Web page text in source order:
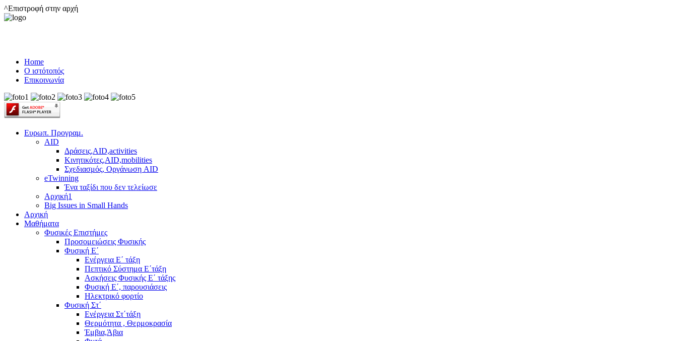
^Επιστροφή στην αρχή
Home
Ο ιστότοπός
Επικοινωνία
Ευρωπ. Προγραμ.
AID
Δράσεις,AID,activities
Κινητικότες,AID,mobilities
Σχεδιασμός, Οργάνωση AID
eTwinning
Ένα ταξίδι που δεν τελείωσε
Αρχική1
Big Issues in Small Hands
Αρχική
Μαθήματα
Φυσικές Επιστήμες
Προσομειώσεις Φυσικής
Φυσική Ε΄
Ενέργεια Ε΄ τάξη
Πεπτικό Σύστημα Ε΄τάξη
Ασκήσεις Φυσικής Ε΄ τάξης
Φυσική Ε΄, παρουσιάσεις
Ηλεκτρικό φορτίο
Φυσική Στ΄
Ενέργεια Στ΄τάξη
Θερμότητα , Θερμοκρασία
Έμβια,Άβια